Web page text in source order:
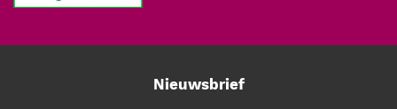
blauw en paars zijn gangbaar in de zorg; bij
Nieuwsbrief